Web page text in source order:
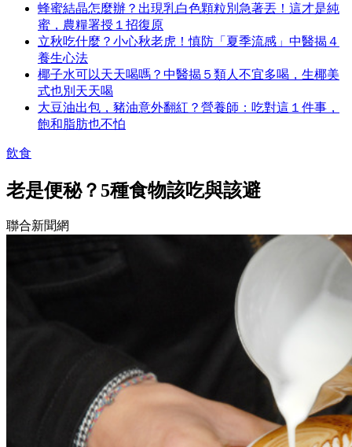
蜂蜜結晶怎麼辦？出現乳白色顆粒別急著丟！這才是純
蜜，農糧署授１招復原
立秋吃什麼？小心秋老虎！慎防「夏季流感」中醫揭４
養生心法
椰子水可以天天喝嗎？中醫揭５類人不宜多喝，生椰美
式也別天天喝
大豆油出包，豬油意外翻紅？營養師：吃對這１件事，
飽和脂肪也不怕
飲食
老是便秘？5種食物該吃與該避
聯合新聞網